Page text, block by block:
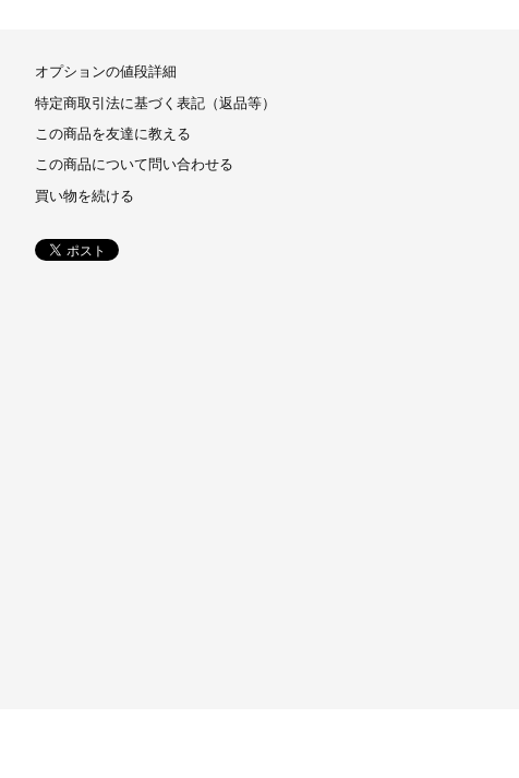
オプションの値段詳細
特定商取引法に基づく表記（返品等）
この商品を友達に教える
この商品について問い合わせる
買い物を続ける